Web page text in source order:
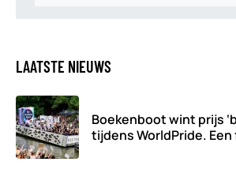
LAATSTE NIEUWS
Boekenboot wint prijs
tijdens WorldPride.